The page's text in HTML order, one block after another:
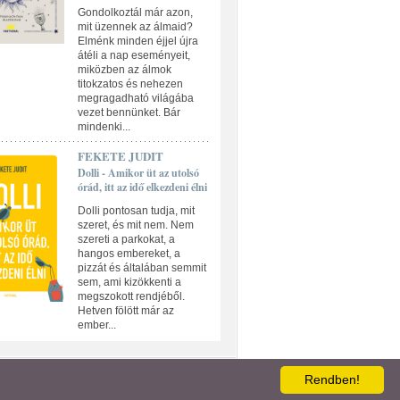
Gondolkoztál már azon,
mit üzennek az álmaid?
Elménk minden éjjel újra
átéli a nap eseményeit,
miközben az álmok
titokzatos és nehezen
megragadható világába
vezet bennünket. Bár
mindenki...
FEKETE JUDIT
Dolli - Amikor üt az utolsó
órád, itt az idő elkezdeni élni
Dolli pontosan tudja, mit
szeret, és mit nem. Nem
szereti a parkokat, a
hangos embereket, a
pizzát és általában semmit
sem, ami kizökkenti a
megszokott rendjéből.
Hetven fölött már az
ember...
Rendben!